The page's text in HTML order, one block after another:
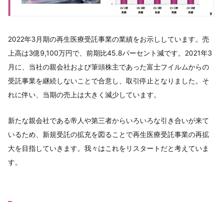
2022年3月期の再生医療受託事業の業績をお示ししています。売
上高は3億9,100万円で、前期比45.8パーセント減です。2021年3
月に、当社の親会社および筆頭株主であった富士フイルムからの
受託事業を継続しないことで合意し、取引停止となりました。そ
れに伴い、当期の売上は大きく減少しています。
新たな親会社である帝人や第三者からいろいろな引き合いが来て
いるため、新規受託の拡充を図ることで再生医療受託事業の再拡
大を目指していきます。我々はこれをリスタートだと考えていま
す。